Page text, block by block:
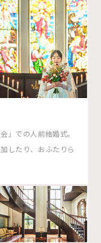
」での人前結婚式。
したり、おふたりら